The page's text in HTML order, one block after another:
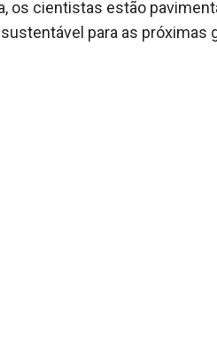
os cientistas estão
para as próximas